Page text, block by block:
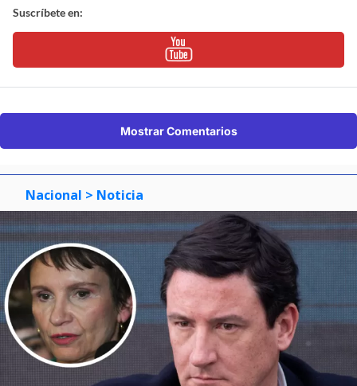
Suscríbete en:
Mostrar Comentarios
Nacional > Noticia